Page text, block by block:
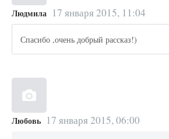
Людмила 17 января 2015, 11:04
Спасибо ,очень добрый рассказ!)
Любовь 17 января 2015, 06:00